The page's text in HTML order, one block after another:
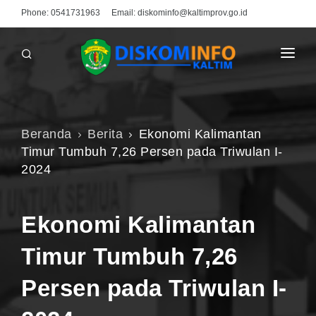
Phone: 0541731963 Email: diskominfo@kaltimprov.go.id
MEDIA CENTER
INFO PUBLIK
UNDUHAN
HUBUNGI KAMI
Beranda Berita
Ekonomi Kalimantan
Timur Tumbuh 7,26 Persen pada Triwulan I-
2024
Ekonomi Kalimantan
Timur Tumbuh 7,26
Persen pada Triwulan I-